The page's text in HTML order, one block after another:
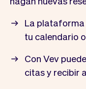
La plataforma
tu calendario
Con Vev
citas y recibir